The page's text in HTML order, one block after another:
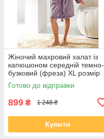
Жіночий махровий халат із
капюшоном середній темно-
бузковий (фреза) XL розмір
50
Готово до відправки
899 ₴ 1 248 ₴
Купити